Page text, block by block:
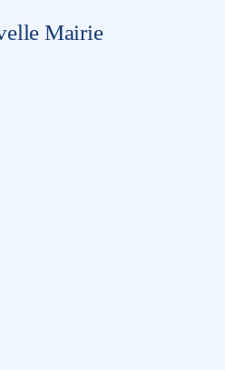
Mairie